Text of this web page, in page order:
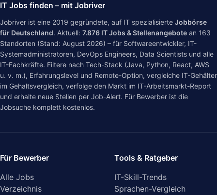
IT Jobs finden – mit Jobriver
Jobriver ist eine 2019 gegründete, auf IT spezialisierte Jobbörse
für Deutschland. Aktuell: 7.876 IT Jobs & Stellenangebote an 163
Standorten (Stand: August 2026) – für Softwareentwickler, IT-
Systemadministratoren, DevOps Engineers, Data Scientists und alle
IT-Fachkräfte. Filtere nach Tech-Stack (Java, Python, React, AWS
u. v. m.), Erfahrungslevel und Remote-Option, vergleiche IT-Gehälter
im Gehaltsvergleich, verfolge den Markt im IT-Arbeitsmarkt-Report
und erhalte neue Stellen per Job-Alert. Für Bewerber ist die
Jobsuche komplett kostenlos.
Für Bewerber
Alle Jobs
Verzeichnis
Tools & Ratgeber
IT-Skill-Trends
Sprachen-Vergleich